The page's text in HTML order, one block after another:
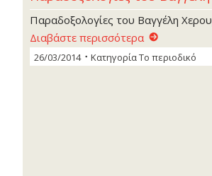
Παραδοξολογίες του Βαγγέλη
Διαβάστε περισσότερα
26/03/2014 ΚατηγορίαΤο περιοδικό